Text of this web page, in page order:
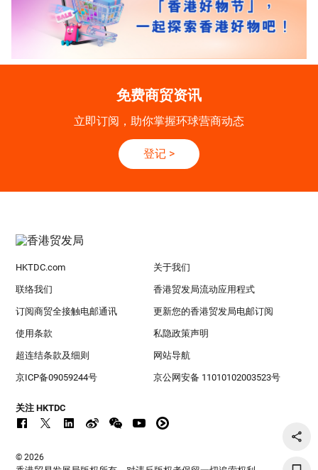
免费商贸资讯
立即订阅，助你掌握环球营商动态
登记 >
HKTDC.com 关于我们
联络我们 香港贸发局流动应用程式
订阅商贸全接触电邮通讯 更新您的香港贸发局电邮订阅
使用条款 私隐政策声明
超连结条款及细则 网站导航
京ICP备09059244号 京公网安备 11010102003523号
关注 HKTDC
© 2026